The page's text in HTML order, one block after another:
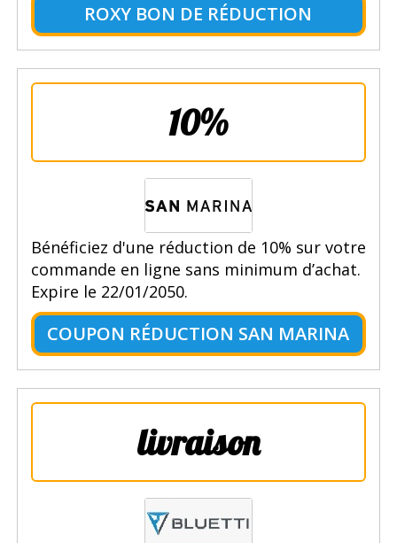
ROXY BON DE RÉDUCTION
10%
Bénéficiez d'une réduction de 10% sur votre
commande en ligne sans minimum d’achat.
Expire le 22/01/2050.
COUPON RÉDUCTION SAN MARINA
livraison